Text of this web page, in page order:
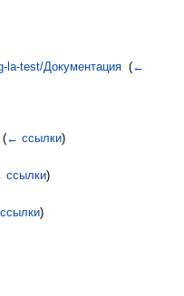
la-test/Документация (←
(← ссылки)
ссылки)
)